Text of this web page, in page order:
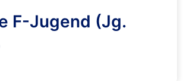
F-Jugend (Jg.